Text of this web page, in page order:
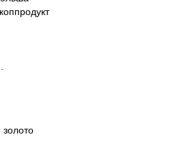
золото